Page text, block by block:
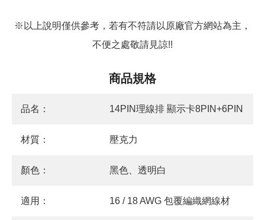
※以上說明僅供參考，若有不符請以原廠官方網站為主，
不便之處敬請見諒!!
商品規格
品名： 14PIN理線排 顯示卡8PIN+6PIN
材質： 壓克力
顏色： 黑色、透明白
適用： 16 / 18 AWG 包覆編織網線材